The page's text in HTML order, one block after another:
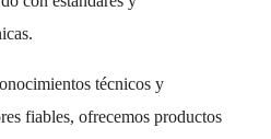
técnicos y
fiables, ofrecemos productos